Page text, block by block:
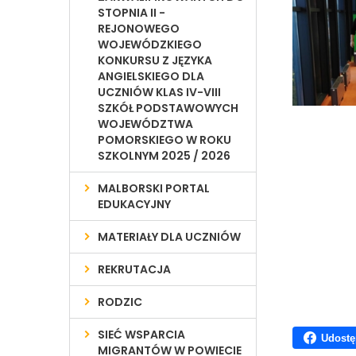
STOPNIA II -
REJONOWEGO
WOJEWÓDZKIEGO
KONKURSU Z JĘZYKA
ANGIELSKIEGO DLA
UCZNIÓW KLAS IV-VIII
SZKÓŁ PODSTAWOWYCH
WOJEWÓDZTWA
POMORSKIEGO W ROKU
SZKOLNYM 2025 / 2026
MALBORSKI PORTAL
EDUKACYJNY
MATERIAŁY DLA UCZNIÓW
REKRUTACJA
RODZIC
SIEĆ WSPARCIA
MIGRANTÓW W POWIECIE